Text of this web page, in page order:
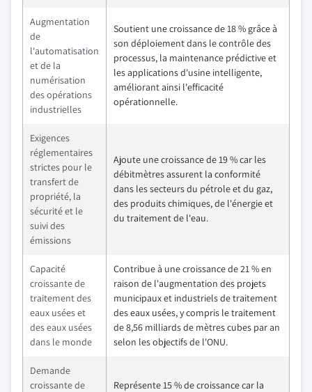
Augmentation
de
l'automatisation
et de la
numérisation
des opérations
industrielles
Soutient une croissance de 18 % grâce à
son déploiement dans le contrôle des
processus, la maintenance prédictive et
les applications d'usine intelligente,
améliorant ainsi l'efficacité
opérationnelle.
Exigences
réglementaires
strictes pour le
transfert de
propriété, la
sécurité et le
suivi des
émissions
Ajoute une croissance de 19 % car les
débitmètres assurent la conformité
dans les secteurs du pétrole et du gaz,
des produits chimiques, de l'énergie et
du traitement de l'eau.
Capacité
croissante de
traitement des
eaux usées et
des eaux usées
dans le monde
Contribue à une croissance de 21 % en
raison de l'augmentation des projets
municipaux et industriels de traitement
des eaux usées, y compris le traitement
de 8,56 milliards de mètres cubes par an
selon les objectifs de l'ONU.
Demande
croissante de
Représente 15 % de croissance car la